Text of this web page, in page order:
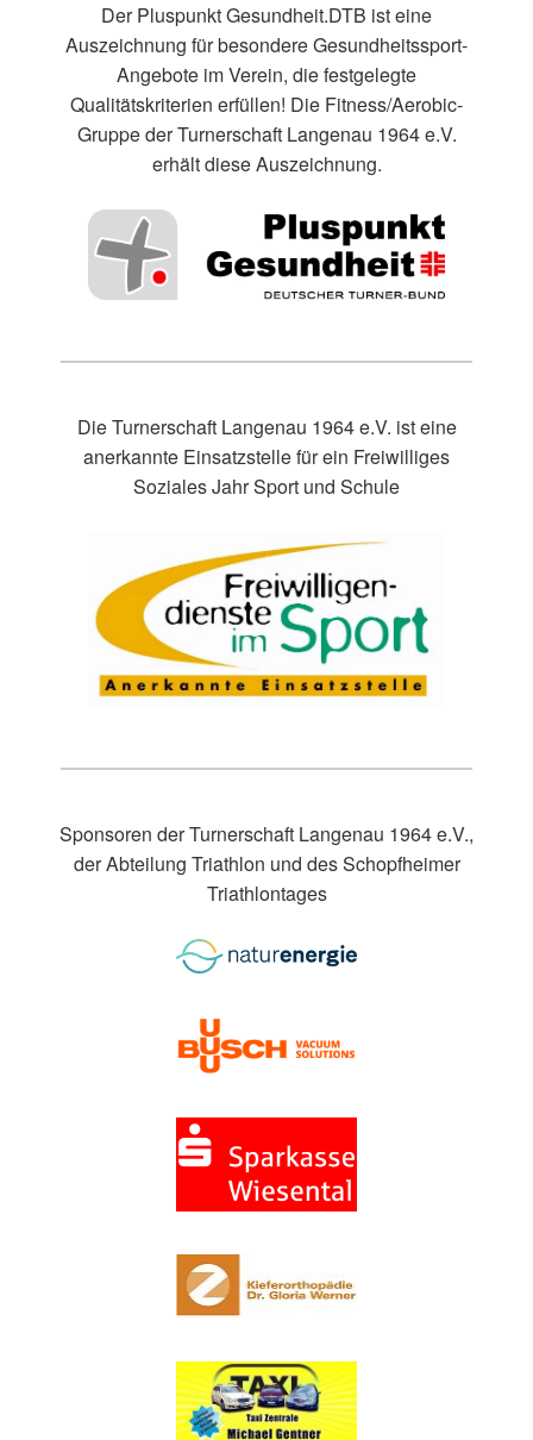
Der Pluspunkt Gesundheit.DTB ist eine
Auszeichnung für besondere Gesundheitssport-
Angebote im Verein, die festgelegte
Qualitätskriterien erfüllen! Die Fitness/Aerobic-
Gruppe der Turnerschaft Langenau 1964 e.V.
erhält diese Auszeichnung.
Die Turnerschaft Langenau 1964 e.V. ist eine
anerkannte Einsatzstelle für ein Freiwilliges
Soziales Jahr Sport und Schule
Sponsoren der Turnerschaft Langenau 1964 e.V.,
der Abteilung Triathlon und des Schopfheimer
Triathlontages